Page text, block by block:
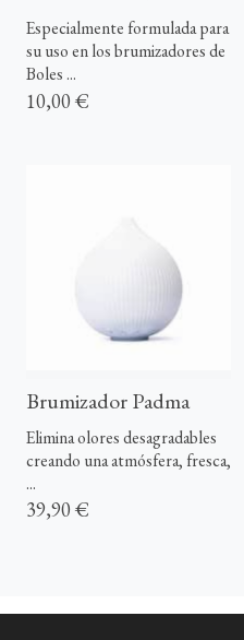
Especialmente formulada para
su uso en los brumizadores de
Boles ...
10,00 €
Brumizador Padma
Elimina olores desagradables
creando una atmósfera, fresca,
...
39,90 €